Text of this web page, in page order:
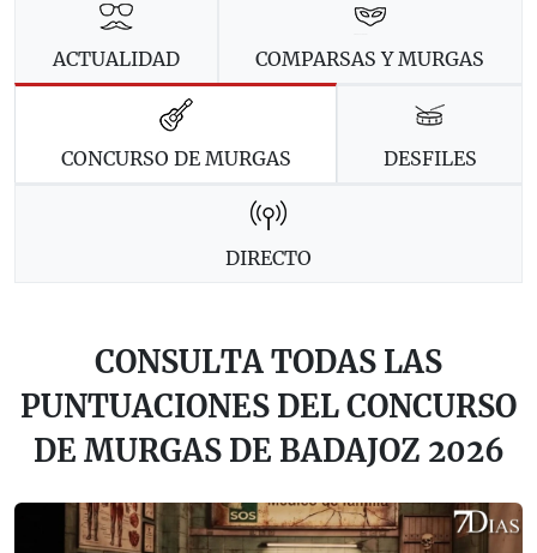
ACTUALIDAD COMPARSAS Y MURGAS
CONCURSO DE MURGAS DESFILES
DIRECTO
CONSULTA TODAS LAS
PUNTUACIONES DEL CONCURSO
DE MURGAS DE BADAJOZ 2026